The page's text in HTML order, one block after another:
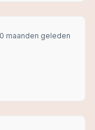
maanden geleden